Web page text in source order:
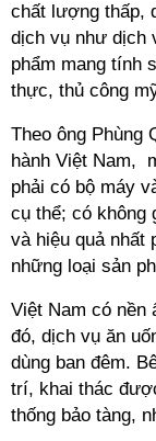
chất lượng thấp,
dịch vụ như dịch
phẩm mang tính
thực, thủ công
Theo ông Phùng
hành Việt Nam,
phải có bộ máy
cụ thể; có không
và hiệu quả nhất
những loại sản
Việt Nam có nền
đó, dịch vụ ăn
dùng ban đêm.
trí, khai thác
thống bảo tàng,